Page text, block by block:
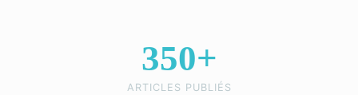
350+
ARTICLES PUBLIÉS